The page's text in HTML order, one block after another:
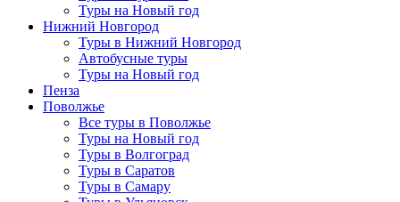
Туры на Новый год
Нижний Новгород
Туры в Нижний Новгород
Автобусные туры
Туры на Новый год
Пенза
Поволжье
Все туры в Поволжье
Туры на Новый год
Туры в Волгоград
Туры в Саратов
Туры в Самару